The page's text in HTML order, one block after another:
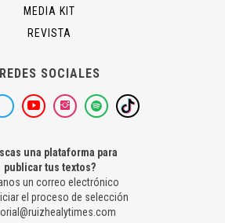
MEDIA KIT
REVISTA
REDES SOCIALES
una plataforma para
publicar tus textos?
un correo electrónico
el proceso de selección